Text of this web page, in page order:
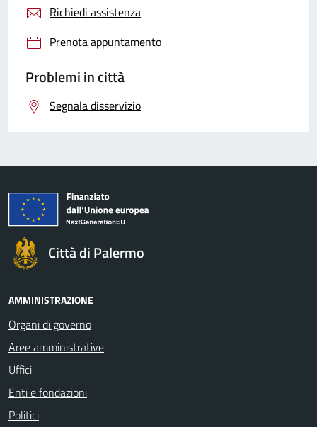
Richiedi assistenza
Prenota appuntamento
Problemi in città
Segnala disservizio
Città di Palermo
AMMINISTRAZIONE
Organi di governo
Aree amministrative
Uffici
Enti e fondazioni
Politici